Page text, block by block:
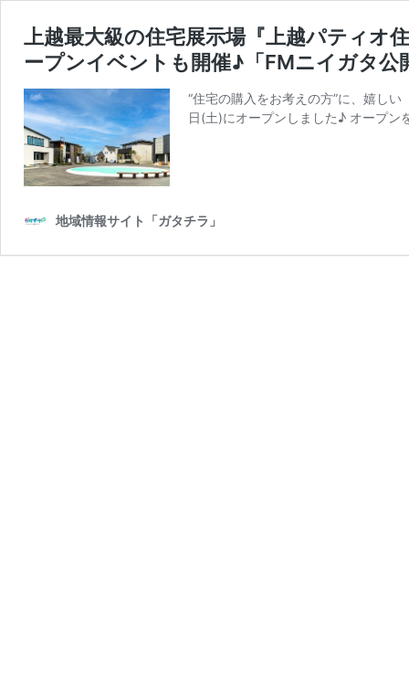
上越最大級の住宅展示場『上越パティオ
ープンイベントも開催♪「FMニイガタ公
“住宅の購入をお考えの方”に、嬉し
日(土)にオープンしました♪ オープ
地域情報サイト「ガタチラ」